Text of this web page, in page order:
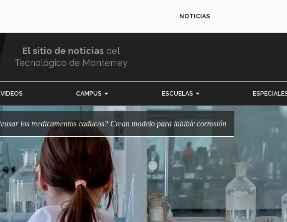
NOTICIAS
El sitio de noticias del
Tecnológico de Monterrey
VIDEOS CAMPUS ESCUELAS
¿Reusar los medicamentos caducos? Crean modelo para inhibir corrosión